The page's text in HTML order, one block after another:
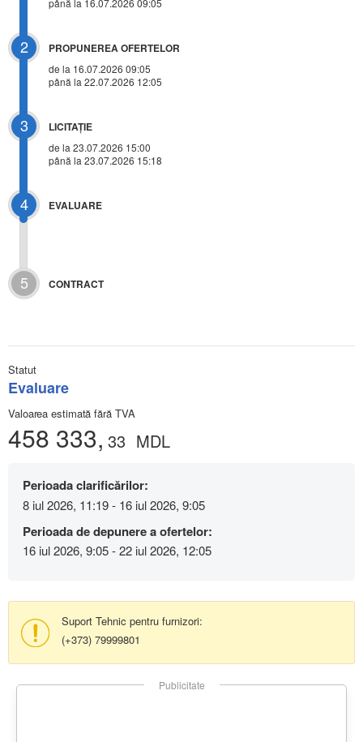
până la 16.07.2026 09:05
2 PROPUNEREA OFERTELOR
de la 16.07.2026 09:05
până la 22.07.2026 12:05
3 LICITAŢIE
de la 23.07.2026 15:00
până la 23.07.2026 15:18
4 EVALUARE
5 CONTRACT
Statut
Evaluare
Valoarea estimată fără TVA
458 333, 33 MDL
Perioada clarificărilor:
8 iul 2026, 11:19 - 16 iul 2026, 9:05
Perioada de depunere a ofertelor:
16 iul 2026, 9:05 - 22 iul 2026, 12:05
Suport Tehnic pentru furnizori:
(+373) 79999801
Publicitate